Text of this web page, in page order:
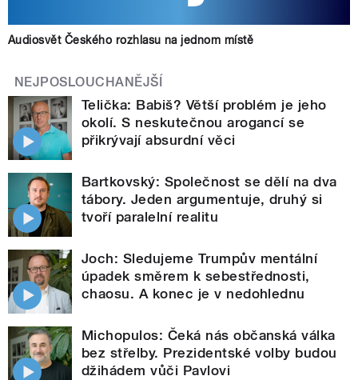
Audiosvět Českého rozhlasu na jednom místě
NEJPOSLOUCHANĚJŠÍ
Telička: Babiš? Větší problém je jeho
okolí. S neskutečnou arogancí se
přikrývají absurdní věci
Bartkovský: Společnost se dělí na dva
tábory. Jeden argumentuje, druhý si
tvoří paralelní realitu
Joch: Sledujeme Trumpův mentální
úpadek směrem k sebestřednosti,
chaosu. A konec je v nedohlednu
Michopulos: Čeká nás občanská válka
bez střelby. Prezidentské volby budou
džihádem vůči Pavlovi